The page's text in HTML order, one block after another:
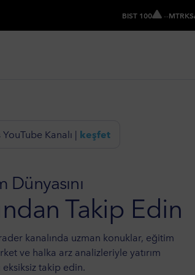
BIST 100 --MTRKS
Kanalı | keşfet
Dünyasını
Takip Edin
kanalında uzman konuklar, eğitim
ve halka arz analizleriyle yatırım
eksiksiz takip edin.